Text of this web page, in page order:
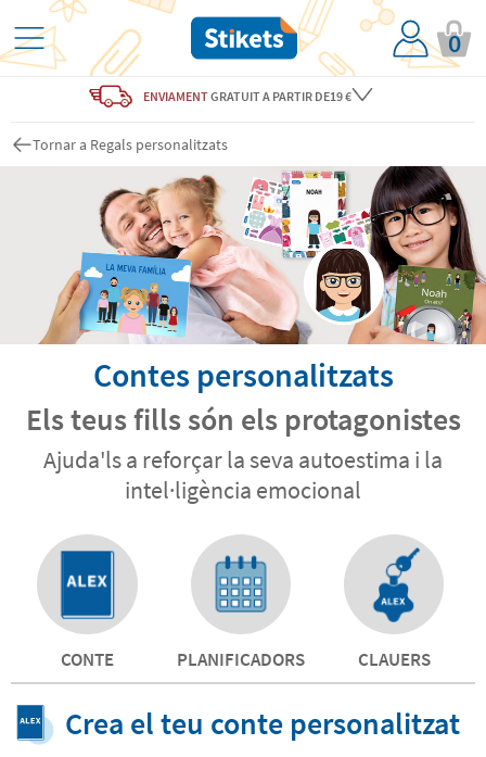
0
ENVIAMENTGRATUITA PARTIR DE19 €
Tornar a Regals personalitzats
Contes personalitzats
Els teus fills són els protagonistes
Ajuda'ls a reforçar la seva autoestima i la
intel·ligència emocional
CONTE PLANIFICADORS CLAUERS
Crea el teu conte personalitzat